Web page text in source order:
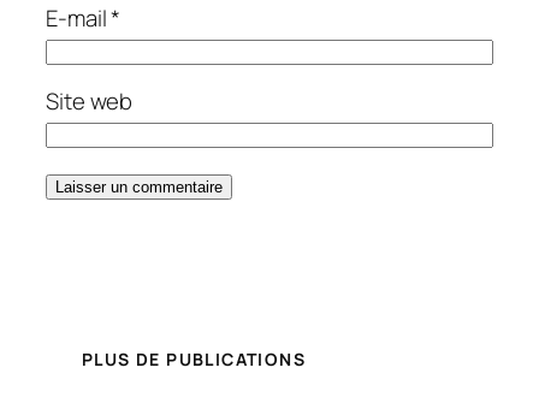
E-mail*
Site web
PLUS DE PUBLICATIONS